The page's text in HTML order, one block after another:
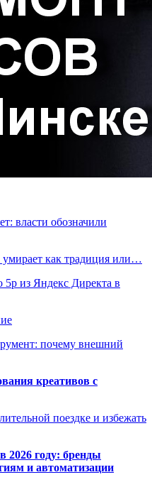
власти обозначили
умирает как традиция или…
5р из Яндекс Директа в
почему внешний
креативов с
поездке и избежать
2026 году: бренды
и автоматизации